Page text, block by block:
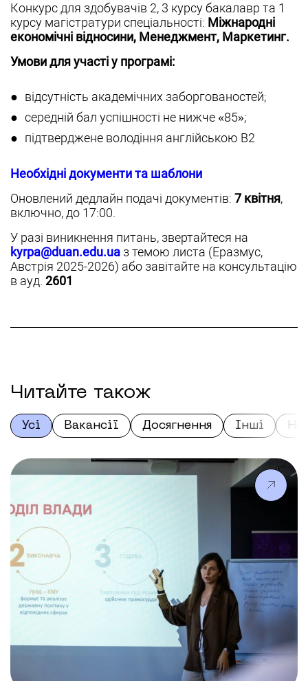
Конкурс для здобувачів 2, 3 курсу бакалавр та 1
курсу магістратури спеціальності: Міжнародні
економічні відносини, Менеджмент, Маркетинг.
Умови для участі у програмі:
відсутність академічних заборгованостей;
середній бал успішності не нижче «85»;
підтверджене володіння англійською B2
Необхідні документи та шаблони
Оновлений дедлайн подачі документів: 7 квітня,
включно, до 17:00.
У разі виникнення питань, звертайтеся на
kyrpa@duan.edu.ua з темою листа (Еразмус,
Австрія 2025-2026) або завітайте на консультацію
в ауд. 2601
Читайте також
Усі Вакансії Досягнення Інші